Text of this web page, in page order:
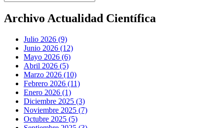
Archivo Actualidad Científica
Julio 2026 (9)
Junio 2026 (12)
Mayo 2026 (6)
Abril 2026 (5)
Marzo 2026 (10)
Febrero 2026 (11)
Enero 2026 (1)
Diciembre 2025 (3)
Noviembre 2025 (7)
Octubre 2025 (5)